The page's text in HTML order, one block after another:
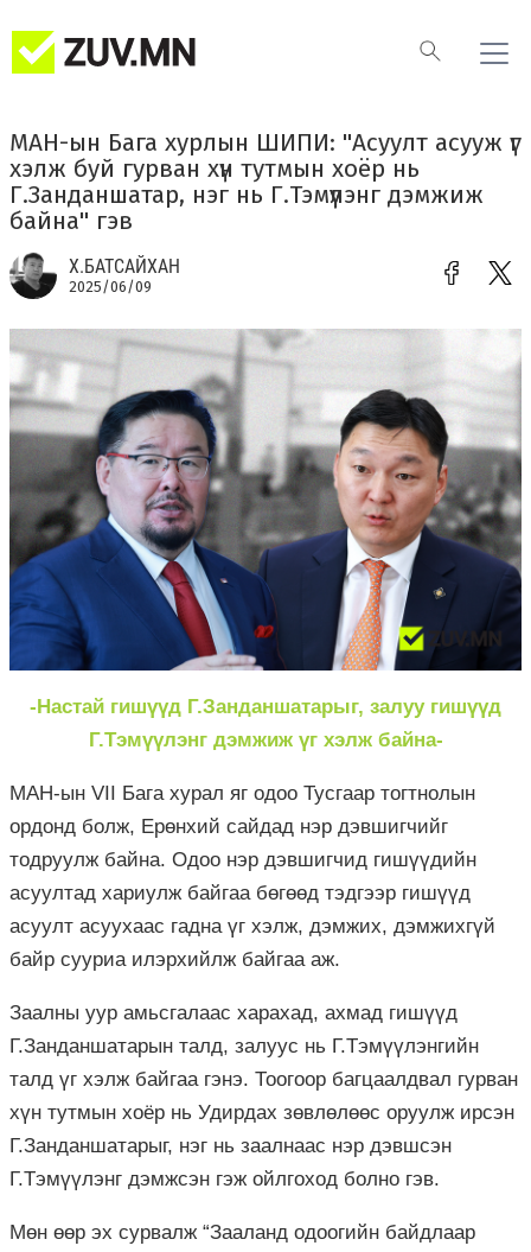
МАН-ын Бага хурлын ШИПИ: "Асуулт асууж үг
хэлж буй гурван хүн тутмын хоёр нь
Г.Занданшатар, нэг нь Г.Тэмүүлэнг дэмжиж
байна" гэв
Х.БАТСАЙХАН
2025/06/09
-Настай гишүүд Г.Занданшатарыг, залуу гишүүд
Г.Тэмүүлэнг дэмжиж үг хэлж байна-
МАН-ын VII Бага хурал яг одоо Тусгаар тогтнолын
ордонд болж, Ерөнхий сайдад нэр дэвшигчийг
тодруулж байна. Одоо нэр дэвшигчид гишүүдийн
асуултад хариулж байгаа бөгөөд тэдгээр гишүүд
асуулт асуухаас гадна үг хэлж, дэмжих, дэмжихгүй
байр сууриа илэрхийлж байгаа аж.
Заалны уур амьсгалаас харахад, ахмад гишүүд
Г.Занданшатарын талд, залуус нь Г.Тэмүүлэнгийн
талд үг хэлж байгаа гэнэ. Тоогоор багцаалдвал гурван
хүн тутмын хоёр нь Удирдах зөвлөлөөс оруулж ирсэн
Г.Занданшатарыг, нэг нь заалнаас нэр дэвшсэн
Г.Тэмүүлэнг дэмжсэн гэж ойлгоход болно гэв.
Мөн өөр эх сурвалж “Зааланд одоогийн байдлаар